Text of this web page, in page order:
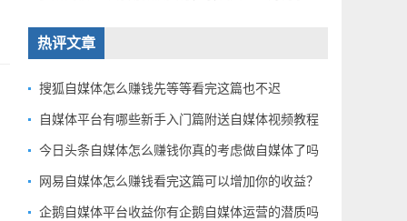
热评文章
搜狐自媒体怎么赚钱先等等看完这篇也不迟
自媒体平台有哪些新手入门篇附送自媒体视频教程
今日头条自媒体怎么赚钱你真的考虑做自媒体了吗
网易自媒体怎么赚钱看完这篇可以增加你的收益？
企鹅自媒体平台收益你有企鹅自媒体运营的潜质吗